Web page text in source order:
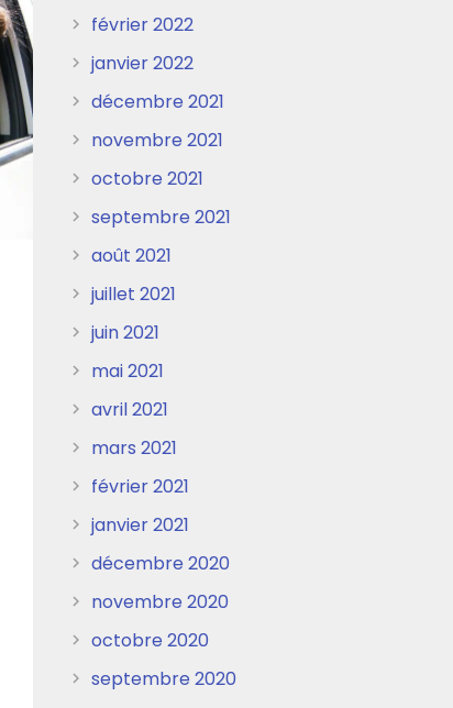
février 2022
janvier 2022
décembre 2021
novembre 2021
octobre 2021
septembre 2021
août 2021
juillet 2021
juin 2021
mai 2021
avril 2021
mars 2021
février 2021
janvier 2021
décembre 2020
novembre 2020
octobre 2020
septembre 2020